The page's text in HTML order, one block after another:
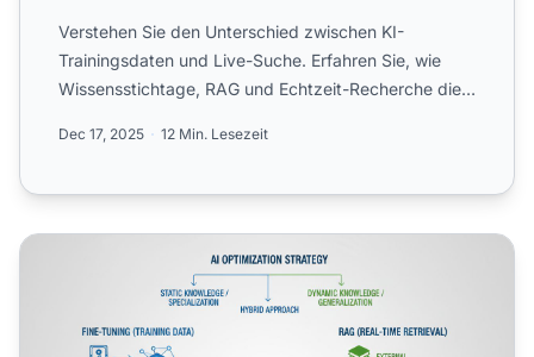
Verstehen Sie den Unterschied zwischen KI-
Trainingsdaten und Live-Suche. Erfahren Sie, wie
Wissensstichtage, RAG und Echtzeit-Recherche die
Dec 17, 2025 12 Min. Lesezeit
Trainingsdatenoptimierung vs. Echtzeit-Abfrage: